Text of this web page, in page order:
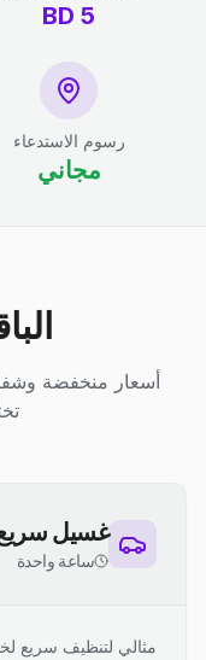
5
BD
رسوم الاستدعاء
مجاني
أسعار منخفضة
غسيل
ساعة واحدة
مثالي لتنظيف سريع